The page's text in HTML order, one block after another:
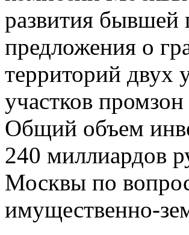
развития
предложения о
территорий двух
участков
Общий объем
240 миллиардов
Москвы по
имущественно-